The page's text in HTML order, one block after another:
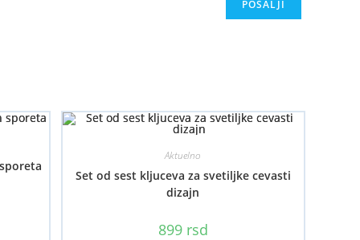
Aktuelno
Set od sest kljuceva za svetiljke cevasti
dizajn
899 rsd